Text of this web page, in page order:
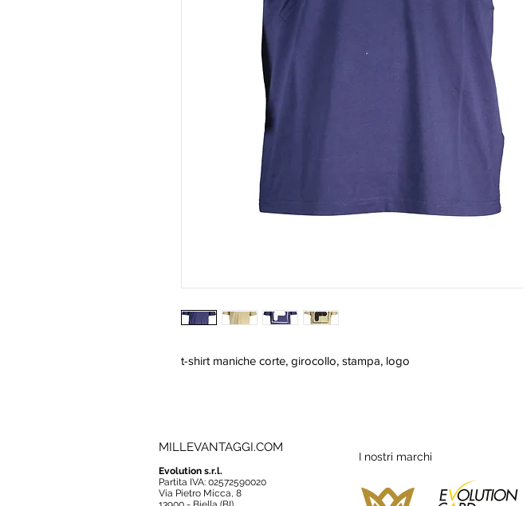
t-shirt maniche corte, girocollo, stampa, logo
MILLEVANTAGGI.COM
Evolution s.r.l.
Partita IVA: 02572590020
Via Pietro Micca, 8
I nostri marchi